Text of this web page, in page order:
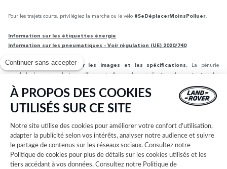
Continuer sans accepter
À PROPOS DES COOKIES
UTILISÉS SUR CE SITE
Notre site utilise des cookies pour améliorer votre confort d'utilisation,
adapter la publicité selon vos intérêts, analyser notre audience et suivre
le partage de contenus sur les réseaux sociaux. Consultez notre
Politique de cookies pour plus de détails sur les cookies utilisés et les
tiers accédant à vos données. Consultez notre Politique de
Pour les trajets courts, privilégiez la marche ou le vélo #SeDéplacerMoinsPolluer.
Information sur les étiquettes énergie
Information sur les pneumatiques - Voir régulation (UE) 2020/740
Remarque importante sur les images et les spécifications.
La pénurie
mondiale de semi-conducteurs affecte actuellement les spécifications de construction des
très fluctuante, et par conséquent, les images utilisées actuellement sur le site Web peuvent
ne pas refléter entièrement les spécifications actuelles en ce qui concerne les
caractéristiques, les options, les finitions et les combinaisons de couleurs. Veuillez consulter
votre concessionnaire pour avoir confirmation des restrictions actuelles et faire un choix
éclairé.
Jaguar Land Rover Limited applique une politique d’amélioration continue des
spécifications, de la conception et de la production de ses véhicules, pièces et accessoires,